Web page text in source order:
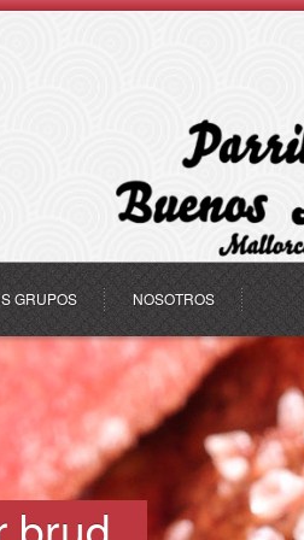
GRUPOS NOSOTROS